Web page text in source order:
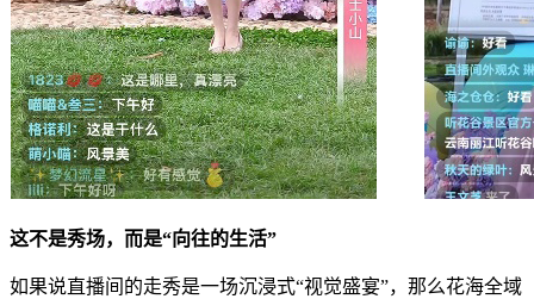
这不是秀场，而是“向往的生活”
如果说直播间的走秀是一场沉浸式“视觉盛宴”，那么花海全域